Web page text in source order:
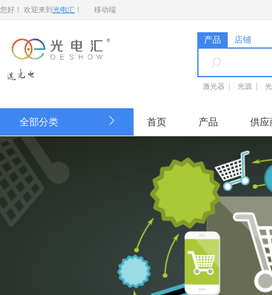
您好！ 欢迎来到 光电汇 ！ 移动端
产品 店铺
激光器 光源
全部分类 首页 产品 供应